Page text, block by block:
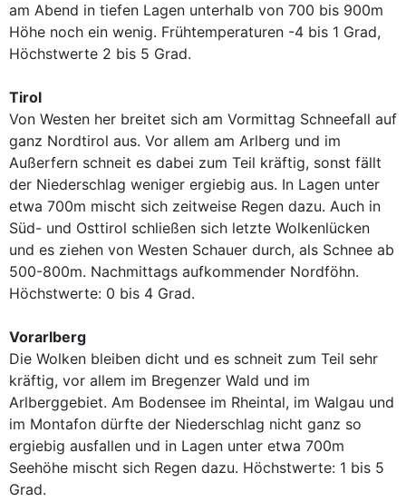
am Abend in tiefen Lagen unterhalb von 700 bis 900m
Höhe noch ein wenig. Frühtemperaturen -4 bis 1 Grad,
Höchstwerte 2 bis 5 Grad.
Tirol
Von Westen her breitet sich am Vormittag Schneefall auf
ganz Nordtirol aus. Vor allem am Arlberg und im
Außerfern schneit es dabei zum Teil kräftig, sonst fällt
der Niederschlag weniger ergiebig aus. In Lagen unter
etwa 700m mischt sich zeitweise Regen dazu. Auch in
Süd- und Osttirol schließen sich letzte Wolkenlücken
und es ziehen von Westen Schauer durch, als Schnee ab
500-800m. Nachmittags aufkommender Nordföhn.
Höchstwerte: 0 bis 4 Grad.
Vorarlberg
Die Wolken bleiben dicht und es schneit zum Teil sehr
kräftig, vor allem im Bregenzer Wald und im
Arlberggebiet. Am Bodensee im Rheintal, im Walgau und
im Montafon dürfte der Niederschlag nicht ganz so
ergiebig ausfallen und in Lagen unter etwa 700m
Seehöhe mischt sich Regen dazu. Höchstwerte: 1 bis 5
Grad.